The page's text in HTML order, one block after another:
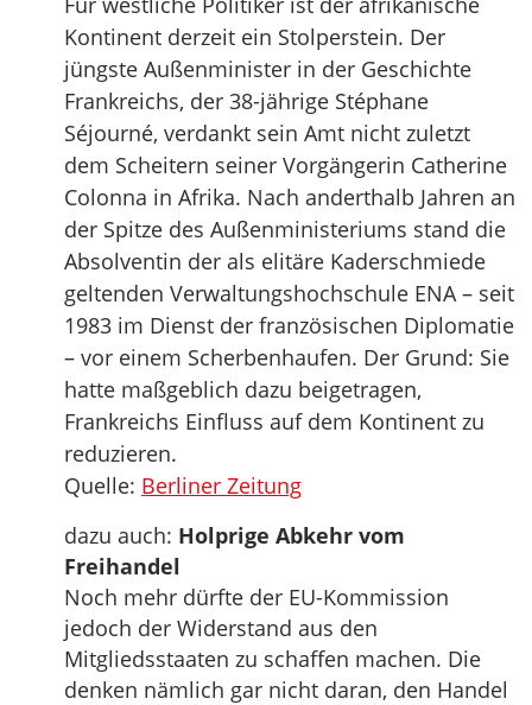
Kontinent derzeit ein Stolperstein. Der
jüngste Außenminister in der Geschichte
Frankreichs, der 38-jährige Stéphane
Séjourné, verdankt sein Amt nicht zuletzt
dem Scheitern seiner Vorgängerin Catherine
Colonna in Afrika. Nach anderthalb Jahren an
der Spitze des Außenministeriums stand die
Absolventin der als elitäre Kaderschmiede
geltenden Verwaltungshochschule ENA – seit
1983 im Dienst der französischen Diplomatie
– vor einem Scherbenhaufen. Der Grund: Sie
hatte maßgeblich dazu beigetragen,
Frankreichs Einfluss auf dem Kontinent zu
reduzieren.
Quelle: Berliner Zeitung
dazu auch: Holprige Abkehr vom
Freihandel
Noch mehr dürfte der EU-Kommission
jedoch der Widerstand aus den
Mitgliedsstaaten zu schaffen machen. Die
denken nämlich gar nicht daran, den Handel